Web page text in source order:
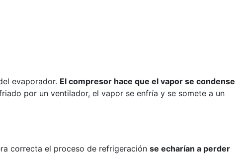
evaporador. El compresor hace que el vapor se condense
por un ventilador, el vapor se enfría y se somete a un
correcta el proceso de refrigeración se echarían a perder